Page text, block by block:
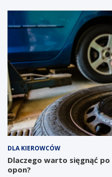
DLA KIEROWCÓW
Dlaczego warto sięgnąć
opon?